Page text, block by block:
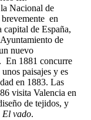
Nacional de
en
de España,
de
nuevo
En 1881 concurre
paisajes y es
en 1883. Las
visita Valencia en
de tejidos, y
El vado.